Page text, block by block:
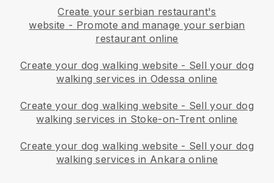
Create your serbian restaurant's
website - Promote and manage your serbian
restaurant online
Create your dog walking website - Sell your dog
walking services in Odessa online
Create your dog walking website - Sell your dog
walking services in Stoke-on-Trent online
Create your dog walking website - Sell your dog
walking services in Ankara online